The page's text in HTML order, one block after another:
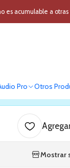
Pro Otros
acumulable a
SR300E SVM
verifica nuestro
Mostrar